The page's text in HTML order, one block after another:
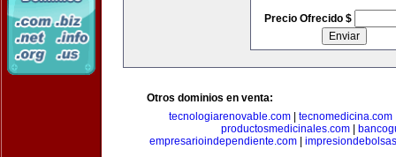
Precio Ofrecido $
Otros dominios en venta:
tecnologiarenovable.com
tecnomedicina.com
productosmedicinales.com|
empresarioindependiente.com